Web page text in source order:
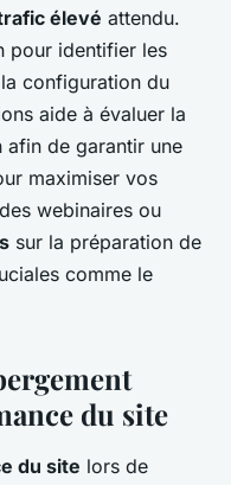
élevé attendu.
pour identifier les
configuration du
aide à évaluer la
afin de garantir une
maximiser vos
webinaires ou
sur la préparation de
comme le
du site
du site lors de